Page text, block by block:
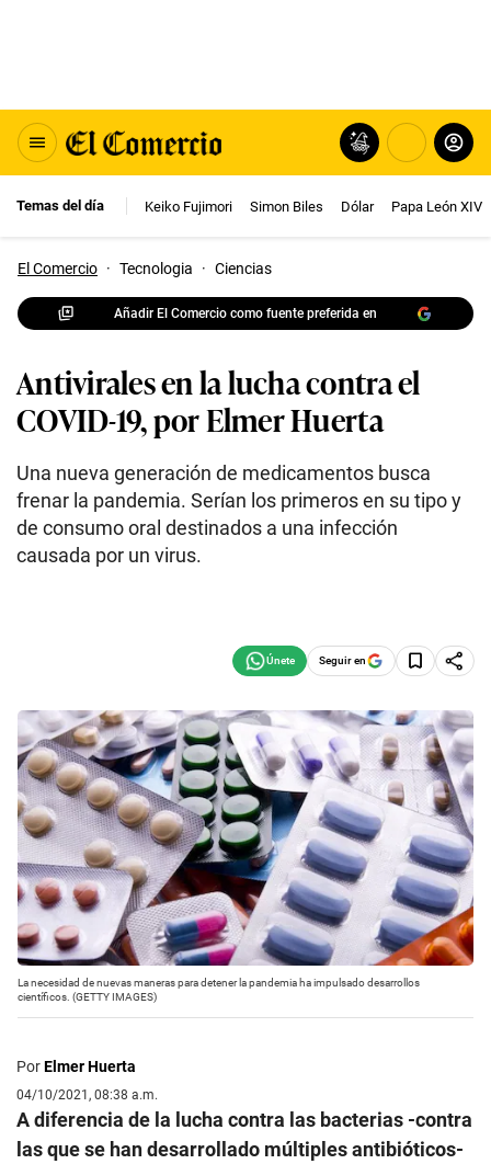
Temas del día Keiko Fujimori Simon Biles Dólar Papa León XIV
El Comercio · Tecnologia · Ciencias
Añadir El Comercio como fuente preferida en
Antivirales en la lucha contra el
COVID-19, por Elmer Huerta
Una nueva generación de medicamentos busca
frenar la pandemia. Serían los primeros en su tipo y
de consumo oral destinados a una infección
causada por un virus.
Seguir en
La necesidad de nuevas maneras para detener la pandemia ha impulsado desarrollos
científicos. (GETTY IMAGES)
PorElmer Huerta
04/10/2021, 08:38 a.m.
A diferencia de la lucha contra las bacterias -contra
las que se han desarrollado múltiples antibióticos-